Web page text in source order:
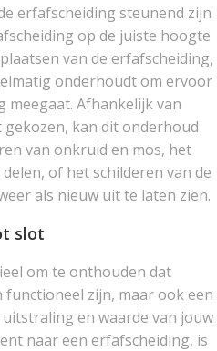
erfafscheiding steunend zijn
op de juiste hoogte
van de erfafscheiding,
onderhoudt om ervoor
meegaat. Afhankelijk van
kan dit onderhoud
van onkruid en mos, het
of het schilderen van de
als nieuw uit te laten zien.
slot
om te onthouden dat
zijn, maar ook een
en waarde van jouw
naar een erfafscheiding, is